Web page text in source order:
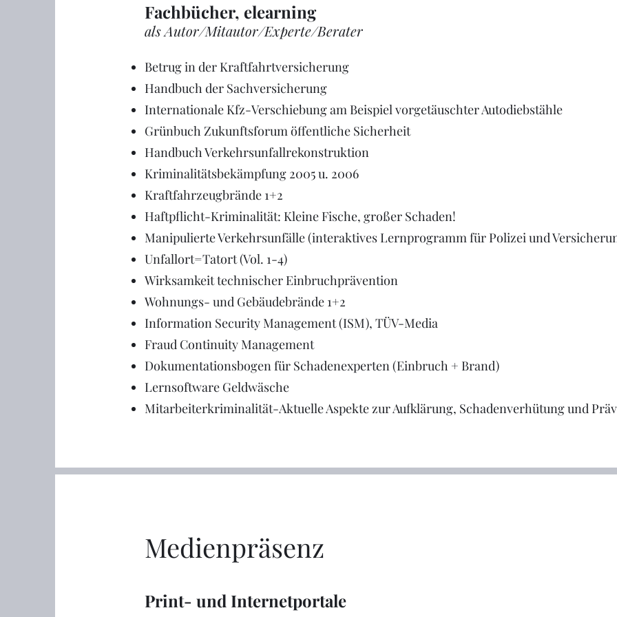
Fachbücher, elearning
als Autor/Mitautor/Experte/Berater
Betrug in der Kraftfahrtversicherung
Handbuch der Sachversicherung
Internationale Kfz-Verschiebung am Beispiel vorgetäuschter Autodiebstähle
Grünbuch Zukunftsforum öffentliche Sicherheit
Handbuch Verkehrsunfallrekonstruktion
Kriminalitätsbekämpfung 2005 u. 2006
Kraftfahrzeugbrände 1+2
Haftpflicht-Kriminalität: Kleine Fische, großer Schaden!
Manipulierte Verkehrsunfälle (interaktives Lernprogramm für Polizei und
Unfallort=Tatort (Vol. 1-4)
Wirksamkeit technischer Einbruchprävention
Wohnungs- und Gebäudebrände 1+2
Information Security Management (ISM), TÜV-Media
Fraud Continuity Management
Dokumentationsbogen für Schadenexperten (Einbruch + Brand)
Lernsoftware Geldwäsche
Mitarbeiterkriminalität-Aktuelle Aspekte zur Aufklärung, Schadenverhütung und
Kontakt
Möglichkeiten.
Medienpräsenz
Print- und Internetportale